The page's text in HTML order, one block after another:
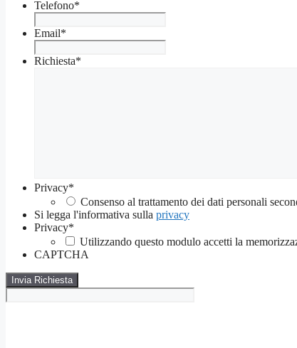
Telefono*
Email*
Richiesta*
Privacy*
Consenso al trattamento dei dati personali
Si legga l'informativa sulla privacy
Privacy*
Utilizzando questo modulo accetti la
CAPTCHA